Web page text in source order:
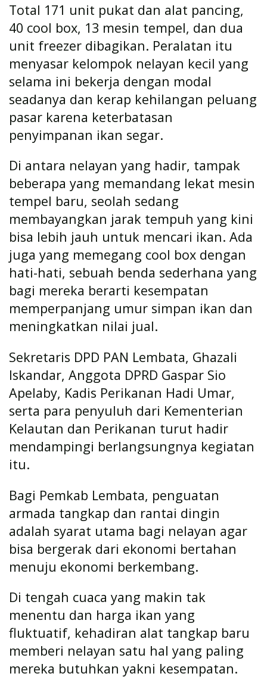
Total 171 unit pukat dan alat pancing,
40 cool box, 13 mesin tempel, dan dua
unit freezer dibagikan. Peralatan itu
menyasar kelompok nelayan kecil yang
selama ini bekerja dengan modal
seadanya dan kerap kehilangan peluang
pasar karena keterbatasan
penyimpanan ikan segar.
Di antara nelayan yang hadir, tampak
beberapa yang memandang lekat mesin
tempel baru, seolah sedang
membayangkan jarak tempuh yang kini
bisa lebih jauh untuk mencari ikan. Ada
juga yang memegang cool box dengan
hati-hati, sebuah benda sederhana yang
bagi mereka berarti kesempatan
memperpanjang umur simpan ikan dan
meningkatkan nilai jual.
Sekretaris DPD PAN Lembata, Ghazali
Iskandar, Anggota DPRD Gaspar Sio
Apelaby, Kadis Perikanan Hadi Umar,
serta para penyuluh dari Kementerian
Kelautan dan Perikanan turut hadir
mendampingi berlangsungnya kegiatan
itu.
Bagi Pemkab Lembata, penguatan
armada tangkap dan rantai dingin
adalah syarat utama bagi nelayan agar
bisa bergerak dari ekonomi bertahan
menuju ekonomi berkembang.
Di tengah cuaca yang makin tak
menentu dan harga ikan yang
fluktuatif, kehadiran alat tangkap baru
memberi nelayan satu hal yang paling
mereka butuhkan yakni kesempatan.